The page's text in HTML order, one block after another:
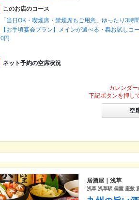
このお店のコース
「当日OK・喫煙席・禁煙席もご用意」ゆったり3時
【お手頃宴会プラン】メインが選べる・轟お試し
0円
ネット予約の空席状況
カレンダー
下記ボタンを押し
空
居酒屋｜浅草
浅草 浅草駅 個室 座敷